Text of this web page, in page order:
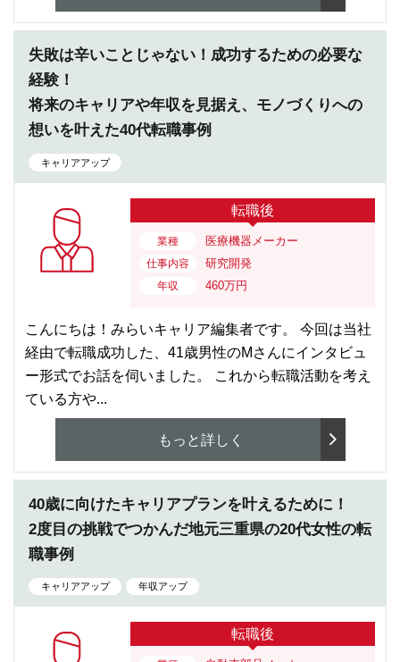
失敗は辛いことじゃない！成功するための必要な
経験！
将来のキャリアや年収を見据え、モノづくりへの
想いを叶えた40代転職事例
キャリアアップ
転職後
業種 医療機器メーカー
仕事内容 研究開発
年収 460万円
こんにちは！みらいキャリア編集者です。 今回は当社
経由で転職成功した、41歳男性のMさんにインタビュ
ー形式でお話を伺いました。 これから転職活動を考え
ている方や...
もっと詳しく
40歳に向けたキャリアプランを叶えるために！
2度目の挑戦でつかんだ地元三重県の20代女性の転
職事例
キャリアアップ 年収アップ
転職後